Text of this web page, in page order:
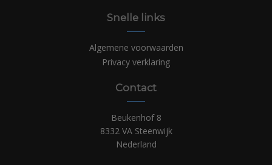
Snelle links
Algemene voorwaarden
Privacy verklaring
Contact
Beukenhof 8
8332 VA Steenwijk
Nederland